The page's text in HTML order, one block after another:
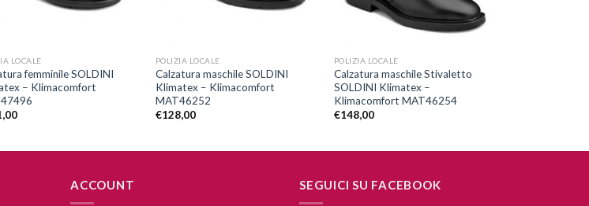
LOCALE
femminile SOLDINI
– Klimacomfort
POLIZIA LOCALE
Calzatura maschile SOLDINI
Klimatex – Klimacomfort
MAT46252
€128,00
POLIZIA LOCALE
Calzatura maschile Stivaletto
SOLDINI Klimatex –
Klimacomfort MAT46254
€148,00
ACCOUNT SEGUICI SU FACEBOOK